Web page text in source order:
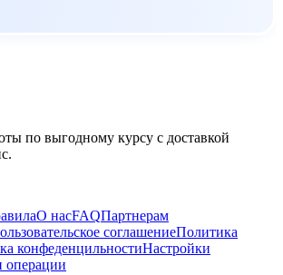
по выгодному курсу с доставкой
О насFAQПартнерам
соглашениеПолитика
конфеденцильностиНастройки